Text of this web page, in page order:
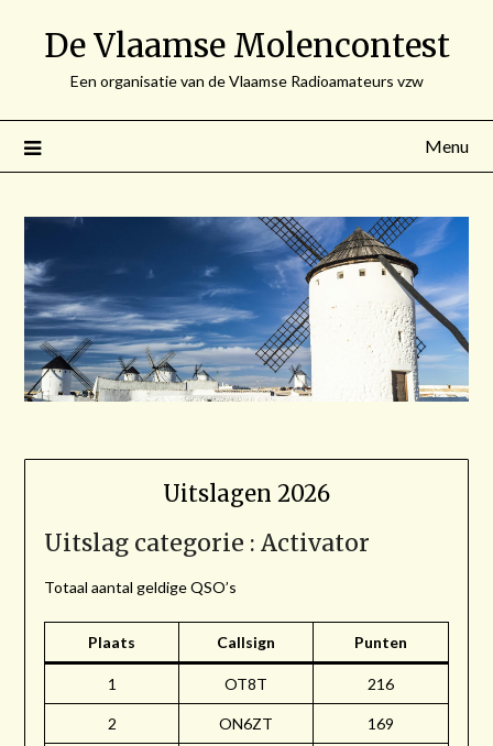
De Vlaamse Molencontest
Een organisatie van de Vlaamse Radioamateurs vzw
Menu
Uitslagen 2026
Uitslag categorie : Activator
Totaal aantal geldige QSO’s
Plaats Callsign Punten
1 OT8T 216
2 ON6ZT 169